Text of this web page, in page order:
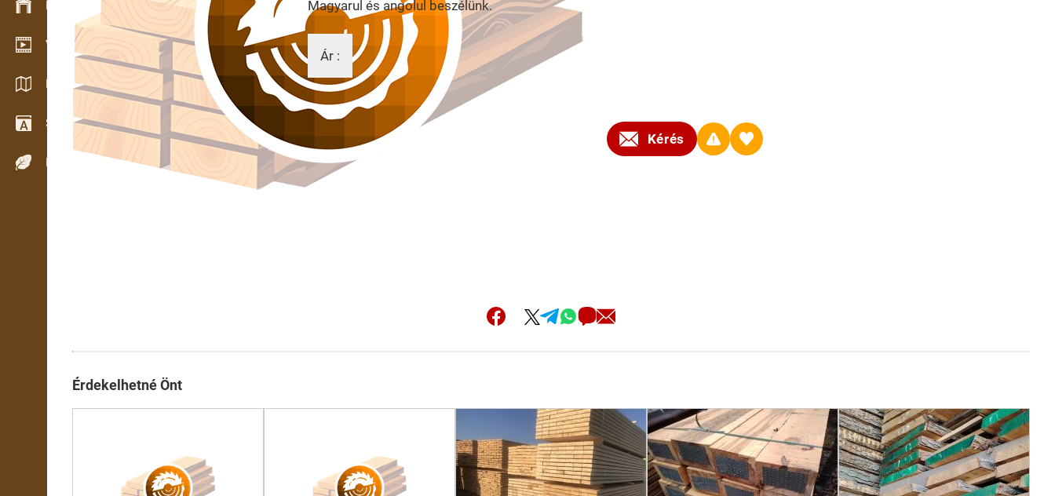
Készlet kezelés
Video bemutatóterem
Katalógusok / Prospektusok
Szótár
Fafajok
Magyarul és angolul beszélünk.
Ár :
13.10.2023 Kérés
Érdekelhetné Önt